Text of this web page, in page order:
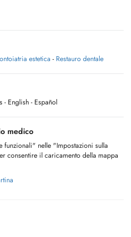
estetica - Restauro dentale
- English - Español
medico
nelle "Impostazioni sulla
consentire il caricamento della mappa